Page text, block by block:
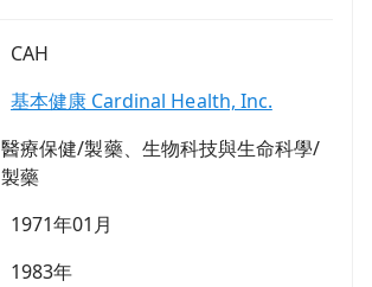
CAH
基本健康 Cardinal Health, Inc.
醫療保健/製藥、生物科技與生命科學/
製藥
1971年01月
1983年